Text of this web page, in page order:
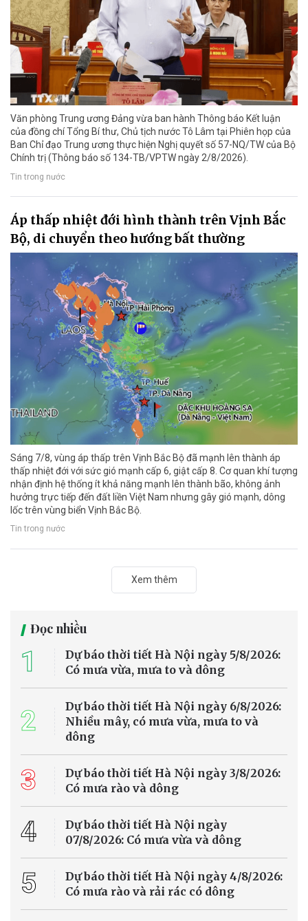
Văn phòng Trung ương Đảng vừa ban hành Thông báo Kết luận
của đồng chí Tổng Bí thư, Chủ tịch nước Tô Lâm tại Phiên họp của
Ban Chỉ đạo Trung ương thực hiện Nghị quyết số 57-NQ/TW của Bộ
Chính trị (Thông báo số 134-TB/VPTW ngày 2/8/2026).
Tin trong nước
Áp thấp nhiệt đới hình thành trên Vịnh Bắc
Bộ, di chuyển theo hướng bất thường
Sáng 7/8, vùng áp thấp trên Vịnh Bắc Bộ đã mạnh lên thành áp
thấp nhiệt đới với sức gió mạnh cấp 6, giật cấp 8. Cơ quan khí tượng
nhận định hệ thống ít khả năng mạnh lên thành bão, không ảnh
hưởng trực tiếp đến đất liền Việt Nam nhưng gây gió mạnh, dông
lốc trên vùng biển Vịnh Bắc Bộ.
Tin trong nước
Xem thêm
Đọc nhiều
1
Dự báo thời tiết Hà Nội ngày 5/8/2026:
Có mưa vừa, mưa to và dông
2
Dự báo thời tiết Hà Nội ngày 6/8/2026:
Nhiều mây, có mưa vừa, mưa to và
dông
3
Dự báo thời tiết Hà Nội ngày 3/8/2026:
Có mưa rào và dông
4
Dự báo thời tiết Hà Nội ngày
07/8/2026: Có mưa vừa và dông
5
Dự báo thời tiết Hà Nội ngày 4/8/2026:
Có mưa rào và rải rác có dông